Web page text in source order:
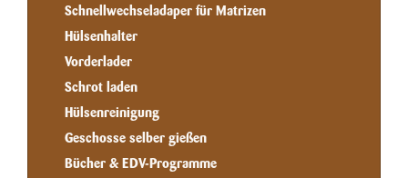
Schnellwechseladaper für Matrizen
Hülsenhalter
Vorderlader
Schrot laden
Hülsenreinigung
Geschosse selber gießen
Bücher & EDV-Programme